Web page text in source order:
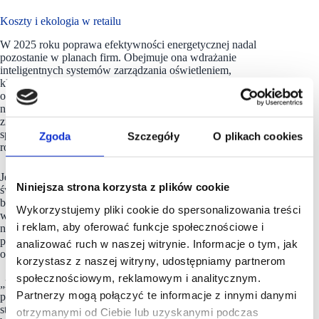
Zgoda Szczegóły O plikach cookies
Niniejsza strona korzysta z plików cookie
Wykorzystujemy pliki cookie do spersonalizowania treści
i reklam, aby oferować funkcje społecznościowe i
analizować ruch w naszej witrynie. Informacje o tym, jak
korzystasz z naszej witryny, udostępniamy partnerom
społecznościowym, reklamowym i analitycznym.
Partnerzy mogą połączyć te informacje z innymi danymi
otrzymanymi od Ciebie lub uzyskanymi podczas
Koszty i ekologia w retailu
W 2025 roku poprawa efektywności energetycznej nadal
pozostanie w planach firm. Obejmuje ona wdrażanie
inteligentnych systemów zarządzania oświetleniem,
klimatyzacją i wentylacją, a także wykorzystywanie
odnawialnych źródeł energii oraz wymianę urządzeń
na energooszczędne. Jednak, zgodnie z danymi z raportu,
znaczenie tej strategii dla obniżenia kosztów operacyjnych
spadło – w 2024 roku wynosiło 26 proc., podczas gdy w tym
roku planuje ją stosować jedynie 15 proc. firm.
Jednocześnie, 12 proc. respondentów dostrzega w rosnącej
świadomości ekologicznej klientów szansę rozwoju. Co drugi
badany skupia się natomiast na wykorzystaniu analizy danych
w prognozowaniu trendów dla branży retail. Te dane wskazują
na dynamiczną ewolucję priorytetów. Firmy coraz częściej
postrzegają redukcję kosztów i zrównoważony rozwój jako
obszary wymagające równoległego doskonalenia.
„Dane z naszego Barometru Retail pokazują, że polskie
przedsiębiorstwa z branży handlowej przywiązują wciąż
stosunkowo małą wagę do inicjatyw ekologicznych. Zyskiwać